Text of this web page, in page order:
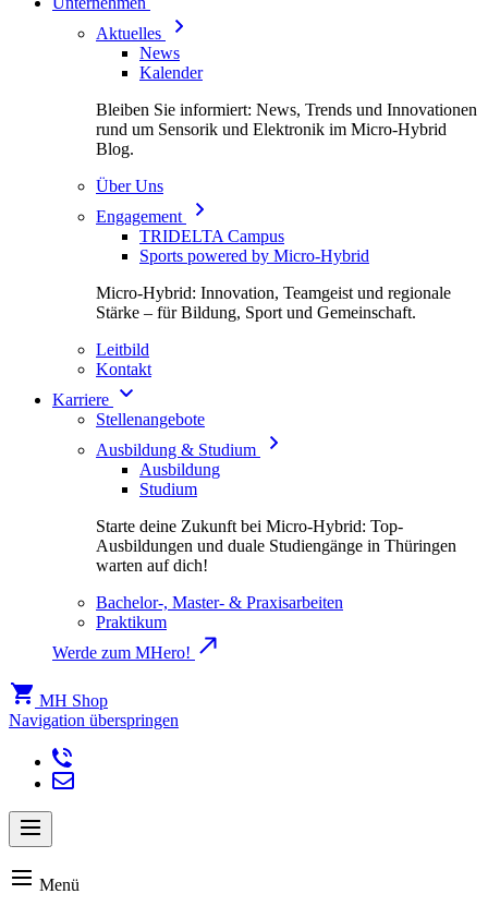
Aktuelles
News
Kalender
Bleiben Sie informiert: News, Trends und Innovationen
rund um Sensorik und Elektronik im Micro-Hybrid
Blog.
Über Uns
Engagement
TRIDELTA Campus
Sports powered by Micro-Hybrid
Micro-Hybrid: Innovation, Teamgeist und regionale
Stärke – für Bildung, Sport und Gemeinschaft.
Leitbild
Kontakt
Karriere
Stellenangebote
Ausbildung & Studium
Ausbildung
Studium
Starte deine Zukunft bei Micro-Hybrid: Top-
Ausbildungen und duale Studiengänge in Thüringen
warten auf dich!
Bachelor-, Master- & Praxisarbeiten
Praktikum
Werde zum MHero!
MH Shop
Navigation überspringen
Menü